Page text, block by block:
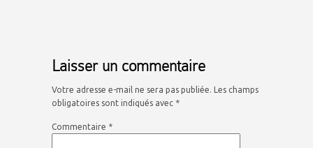
Laisser un commentaire
Votre adresse e-mail ne sera pas publiée.
Les champs
obligatoires sont indiqués avec *
Commentaire *